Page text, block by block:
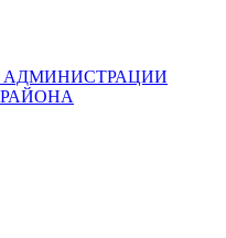
АДМИНИСТРАЦИИ